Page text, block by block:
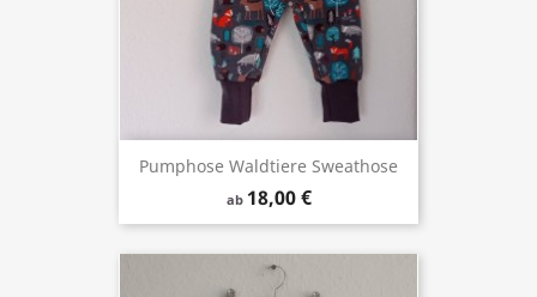
Pumphose Waldtiere Sweathose
ab 18,00 €